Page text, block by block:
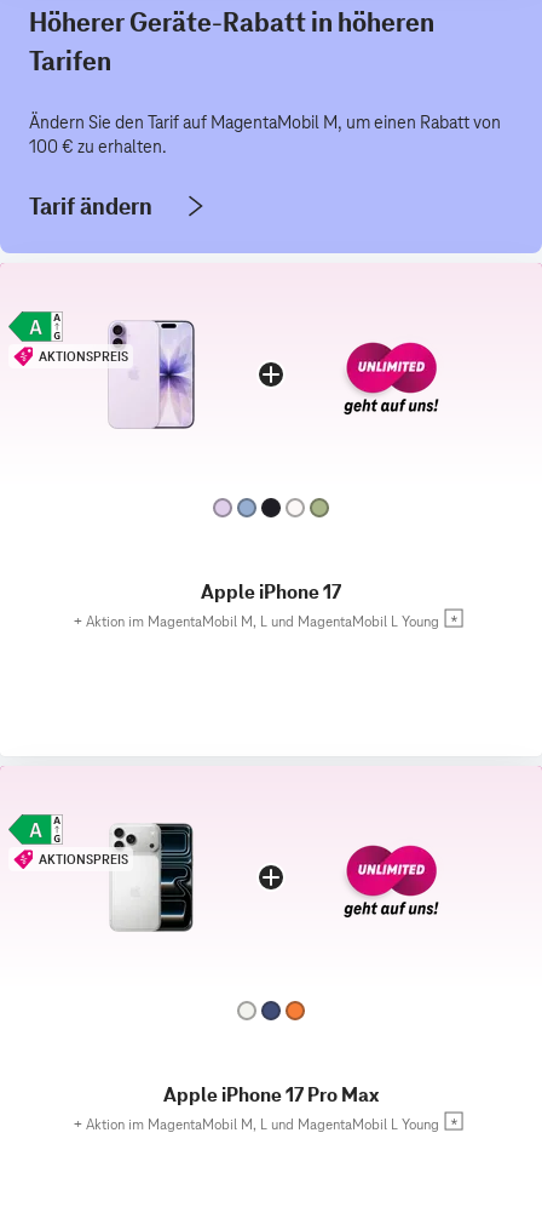
Höherer Geräte-Rabatt in höheren
Tarifen
Ändern Sie den Tarif auf MagentaMobil M, um einen Rabatt von
100 € zu erhalten.
Tarif ändern
AKTIONSPREIS
Apple iPhone 17
+ Aktion im MagentaMobil M, L und MagentaMobil L Young
AKTIONSPREIS
Apple iPhone 17 Pro Max
+ Aktion im MagentaMobil M, L und MagentaMobil L Young